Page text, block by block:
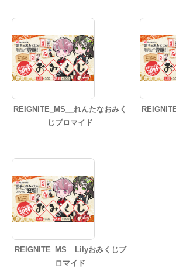
REIGNITE_MS__れんたなおみく
じブロマイド
REIGNITE_MS__Lilyおみくじブ
ロマイド